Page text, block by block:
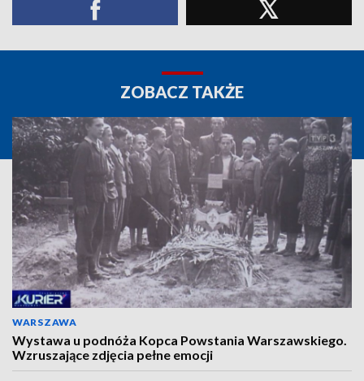
ZOBACZ TAKŻE
WARSZAWA
Wystawa u podnóża Kopca Powstania Warszawskiego.
Wzruszające zdjęcia pełne emocji